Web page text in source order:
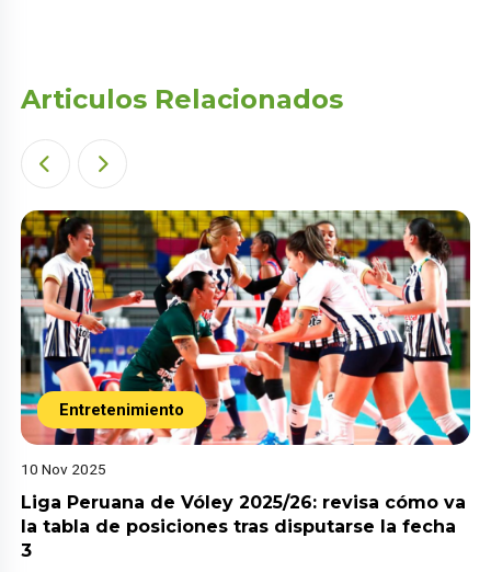
Articulos Relacionados
Entretenimiento
10 Nov 2025
Liga Peruana de Vóley 2025/26: revisa cómo va
la tabla de posiciones tras disputarse la fecha
3